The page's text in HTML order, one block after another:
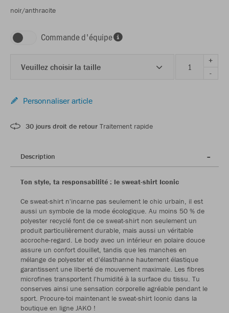
noir/anthracite
Commande d'équipe
Veuillez choisir la taille
+
-
Personnaliser article
30 jours droit de retour Traitement rapide
Description
Ton style, ta responsabilité : le sweat-shirt Iconic
Ce sweat-shirt n'incarne pas seulement le chic urbain, il est
aussi un symbole de la mode écologique. Au moins 50 % de
polyester recyclé font de ce sweat-shirt non seulement un
produit particulièrement durable, mais aussi un véritable
accroche-regard. Le body avec un intérieur en polaire douce
assure un confort douillet, tandis que les manches en
mélange de polyester et d'élasthanne hautement élastique
garantissent une liberté de mouvement maximale. Les fibres
microfines transportent l'humidité à la surface du tissu. Tu
conserves ainsi une sensation corporelle agréable pendant le
sport. Procure-toi maintenant le sweat-shirt Iconic dans la
boutique en ligne JAKO !